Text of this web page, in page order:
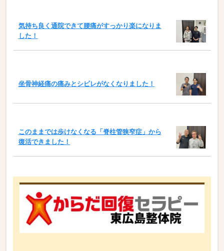
気持ち良く通院できて腰痛がすっかり楽になりま
した！
坐骨神経痛の痛みとシビレがなくなりました！
このままでは歩けなくなる「脊柱管狭窄症」から
復活できました！